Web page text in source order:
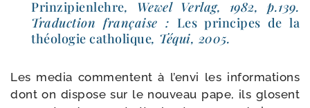
Prinzipienlehre, Wewel Verlag, 1982, p.139.
Traduction fran­çaise : Les prin­cipes de la
théo­lo­gie catho­lique, Téqui, 2005.
Les media com­mentent à l’envi les infor­ma­tions
dont on dis­pose sur le nou­veau pape, ils glosent